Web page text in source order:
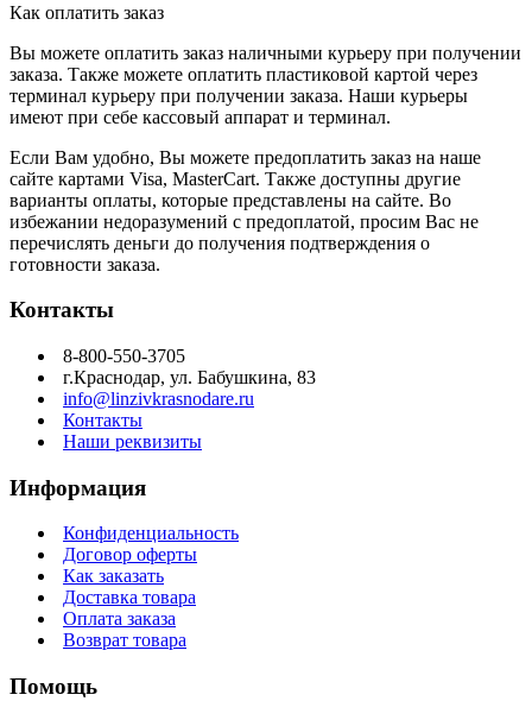
Как оплатить заказ
Вы можете оплатить заказ наличными курьеру при получении
заказа. Также можете оплатить пластиковой картой через
терминал курьеру при получении заказа. Наши курьеры
имеют при себе кассовый аппарат и терминал.
Если Вам удобно, Вы можете предоплатить заказ на наше
сайте картами Visa, MasterCart. Также доступны другие
варианты оплаты, которые представлены на сайте. Во
избежании недоразумений с предоплатой, просим Вас не
перечислять деньги до получения подтверждения о
готовности заказа.
Контакты
8-800-550-3705
г.Краснодар, ул. Бабушкина, 83
info@linzivkrasnodare.ru
Контакты
Наши реквизиты
Информация
Конфиденциальность
Договор оферты
Как заказать
Доставка товара
Оплата заказа
Возврат товара
Помощь